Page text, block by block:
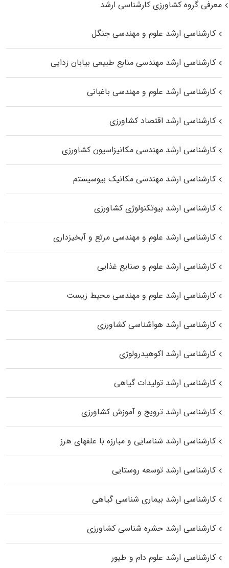
معرفی گروه کشاورزی کارشناسی ارشد
کارشناسی ارشد علوم و مهندسی جنگل
کارشناسی ارشد مهندسی منابع طبیعی بیابان زدایی
کارشناسی ارشد علوم و مهندسی باغبانی
کارشناسی ارشد اقتصاد کشاورزی
کارشناسی ارشد مهندسی مکانیزاسیون کشاورزی
کارشناسی ارشد مهندسی مکانیک بیوسیستم
کارشناسی ارشد بیوتکنولوژی کشاورزی
کارشناسی ارشد علوم و مهندسی مرتع و آبخیزداری
کارشناسی ارشد علوم و صنایع غذایی
کارشناسی ارشد علوم و مهندسی محیط زیست
کارشناسی ارشد هواشناسی کشاورزی
کارشناسی ارشد اکوهیدرولوژی
کارشناسی ارشد تولیدات گیاهی
کارشناسی ارشد ترویج و آموزش کشاورزی
کارشناسی ارشد شناسایی و مبارزه با علفهای هرز
کارشناسی ارشد توسعه روستایی
کارشناسی ارشد بیماری‌ شناسی گیاهی
کارشناسی ارشد حشره‌ شناسی کشاورزی
کارشناسی ارشد علوم دام و طیور